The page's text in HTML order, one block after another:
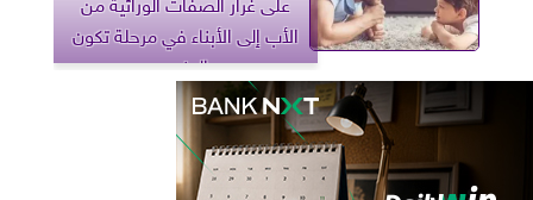
الأب إلى الأبناء في مرحلة تكون
الجنين